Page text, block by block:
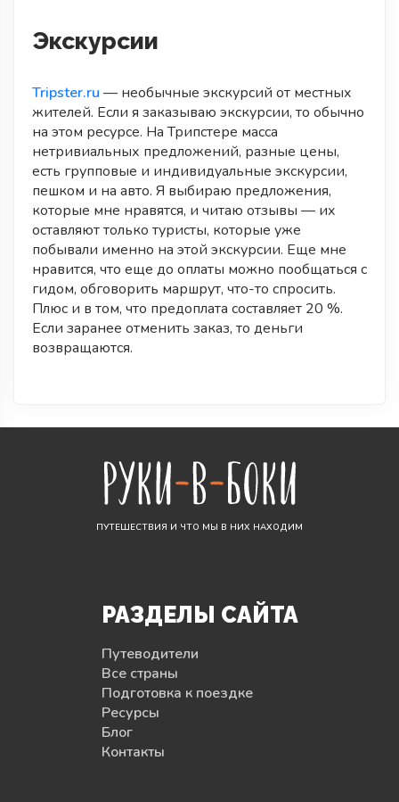
Экскурсии
Tripster.ru — необычные экскурсий от местных
жителей. Если я заказываю экскурсии, то обычно
на этом ресурсе. На Трипстере масса
нетривиальных предложений, разные цены,
есть групповые и индивидуальные экскурсии,
пешком и на авто. Я выбираю предложения,
которые мне нравятся, и читаю отзывы — их
оставляют только туристы, которые уже
побывали именно на этой экскурсии. Еще мне
нравится, что еще до оплаты можно пообщаться с
гидом, обговорить маршрут, что-то спросить.
Плюс и в том, что предоплата составляет 20 %.
Если заранее отменить заказ, то деньги
возвращаются.
ПУТЕШЕСТВИЯ И ЧТО МЫ В НИХ НАХОДИМ
РАЗДЕЛЫ САЙТА
Путеводители
Все страны
Подготовка к поездке
Ресурсы
Блог
Контакты